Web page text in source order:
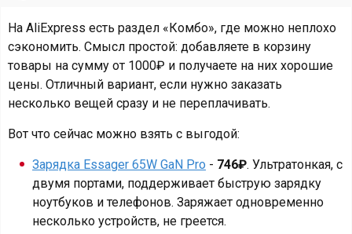
На AliExpress есть раздел «Комбо», где можно неплохо
сэкономить. Смысл простой: добавляете в корзину
товары на сумму от 1000₽ и получаете на них хорошие
цены. Отличный вариант, если нужно заказать
несколько вещей сразу и не переплачивать.
Вот что сейчас можно взять с выгодой:
Зарядка Essager 65W GaN Pro - 746₽. Ультратонкая, с
двумя портами, поддерживает быструю зарядку
ноутбуков и телефонов. Заряжает одновременно
несколько устройств, не греется.